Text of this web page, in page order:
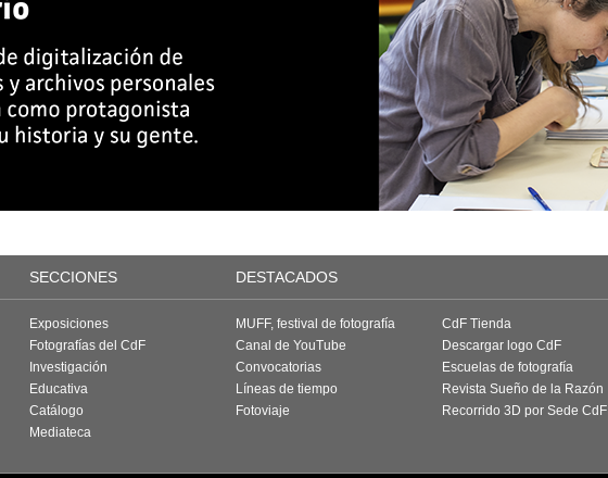
SECCIONES DESTACADOS
Exposiciones
Fotografías del CdF
Investigación
Educativa
Catálogo
Mediateca
MUFF, festival de fotografía
Canal de YouTube
Convocatorias
Líneas de tiempo
Fotoviaje
CdF Tienda
Descargar logo CdF
Escuelas de fotografía
Revista Sueño de la Razón
Recorrido 3D por Sede CdF